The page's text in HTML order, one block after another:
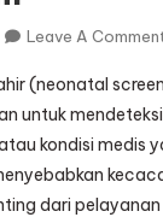
Leave A
(neonatal
untuk
kondisi medis
dari